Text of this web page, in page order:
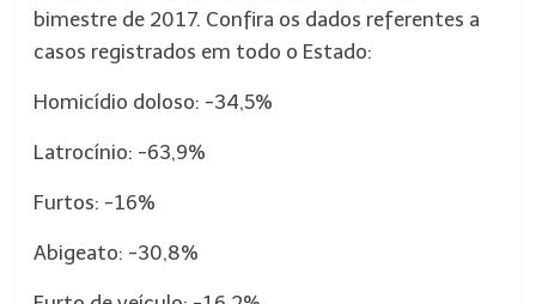
bimestre de 2017. Confira os dados referentes a
casos registrados em todo o Estado:
Homicídio doloso: -34,5%
Latrocínio: -63,9%
Furtos: -16%
Abigeato: -30,8%